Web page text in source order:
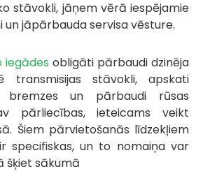
stāvokli, jāņem vērā iespējamie
un jāpārbauda servisa vēsture.
iegādes obligāti pārbaudi dzinēja
transmisijas stāvokli, apskati
bremzes un pārbaudi rūsas
pārliecības, ieteicams veikt
Šiem pārvietošanās līdzekļiem
specifiskas, un to nomaiņa var
šķiet sākumā